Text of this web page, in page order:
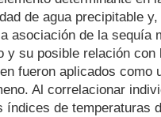
de agua precipitable
asociación de la sequía
y su posible relación
fueron aplicados como
Al correlacionar
índices de temperaturas